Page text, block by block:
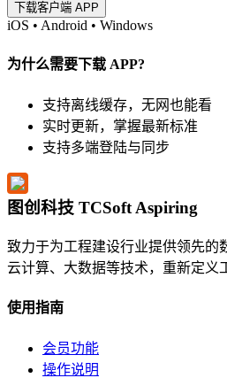
下载客户端 APP
iOS • Android • Windows
为什么需要下载 APP?
支持离线缓存，无网也能看
实时更新，掌握最新标准
支持多端登陆与同步
图创科技 TCSoft Aspiring
致力于为工程建设行业提供领先的
云计算、大数据等技术，重新定义
使用指南
会员功能
操作说明